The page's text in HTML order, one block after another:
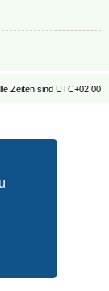
Zeiten sind UTC+02:00